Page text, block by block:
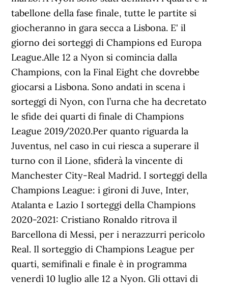
tabellone della fase finale, tutte le partite si
giocheranno in gara secca a Lisbona. E' il
giorno dei sorteggi di Champions ed Europa
League.Alle 12 a Nyon si comincia dalla
Champions, con la Final Eight che dovrebbe
giocarsi a Lisbona. Sono andati in scena i
sorteggi di Nyon, con l’urna che ha decretato
le sfide dei quarti di finale di Champions
League 2019/2020.Per quanto riguarda la
Juventus, nel caso in cui riesca a superare il
turno con il Lione, sfiderà la vincente di
Manchester City-Real Madrid. I sorteggi della
Champions League: i gironi di Juve, Inter,
Atalanta e Lazio I sorteggi della Champions
2020-2021: Cristiano Ronaldo ritrova il
Barcellona di Messi, per i nerazzurri pericolo
Real. Il sorteggio di Champions League per
quarti, semifinali e finale è in programma
venerdì 10 luglio alle 12 a Nyon. Gli ottavi di